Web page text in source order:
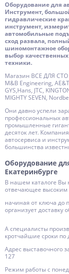
Оборудование для
Инструмент,
гидравлические
инструмент,
автомобильные
сход развала,
шиномонтажное
выбор
техники.
Магазин ВСЕ ДЛЯ СТО
M&B Engineering,
GYS,Hans, JTC,
MIGHTY SEVEN,
Они давно успели
профессиональных
промышленные
десяток лет.
автосервиса и
большинства
Оборудование
Екатеринбурге
В нашем каталоге Вы
отвечающее высоким
начиная от ключа до
организует доставку
А специалисты
кротчайшие сроки по
Адрес выставочного
127
Режим работы с